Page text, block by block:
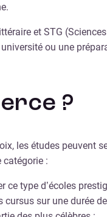
et STG
ou une
?
les études peuvent
catégorie :
type d’écoles
sur une durée